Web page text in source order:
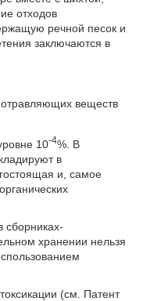
отходов
речной песок и
заключаются в
веществ
10-4%. В
в
и, самое
хранении нельзя
(см. Патент